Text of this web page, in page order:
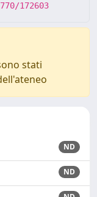
172603
stati
ND
ND